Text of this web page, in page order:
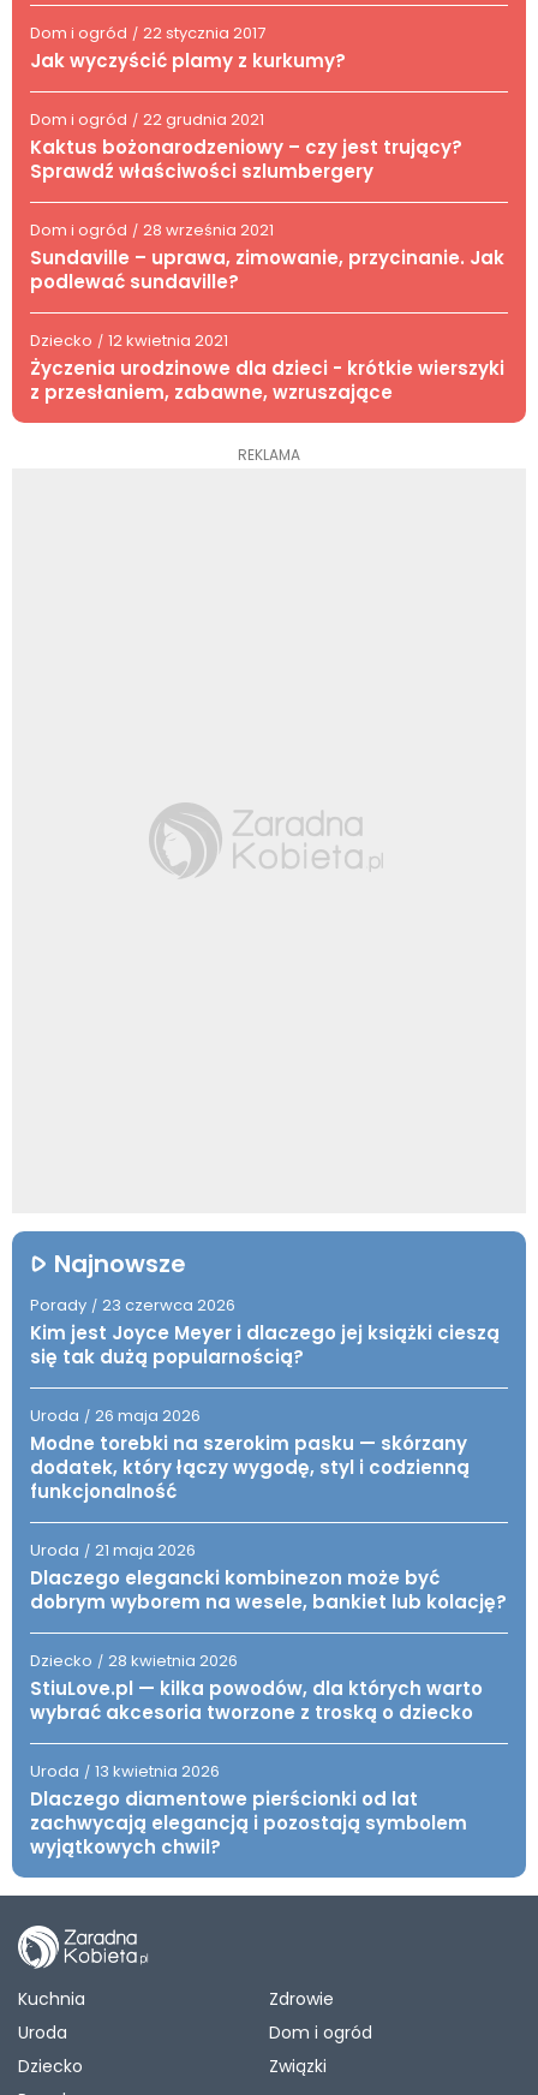
Dom i ogród / 22 stycznia 2017
Jak wyczyścić plamy z kurkumy?
Dom i ogród / 22 grudnia 2021
Kaktus bożonarodzeniowy – czy jest trujący?
Sprawdź właściwości szlumbergery
Dom i ogród / 28 września 2021
Sundaville – uprawa, zimowanie, przycinanie. Jak
podlewać sundaville?
Dziecko / 12 kwietnia 2021
Życzenia urodzinowe dla dzieci - krótkie wierszyki
z przesłaniem, zabawne, wzruszające
REKLAMA
Najnowsze
Porady / 23 czerwca 2026
Kim jest Joyce Meyer i dlaczego jej książki cieszą
się tak dużą popularnością?
Uroda / 26 maja 2026
Modne torebki na szerokim pasku — skórzany
dodatek, który łączy wygodę, styl i codzienną
funkcjonalność
Uroda / 21 maja 2026
Dlaczego elegancki kombinezon może być
dobrym wyborem na wesele, bankiet lub kolację?
Dziecko / 28 kwietnia 2026
StiuLove.pl — kilka powodów, dla których warto
wybrać akcesoria tworzone z troską o dziecko
Uroda / 13 kwietnia 2026
Dlaczego diamentowe pierścionki od lat
zachwycają elegancją i pozostają symbolem
wyjątkowych chwil?
Kuchnia
Zdrowie
Uroda
Dom i ogród
Dziecko
Związki